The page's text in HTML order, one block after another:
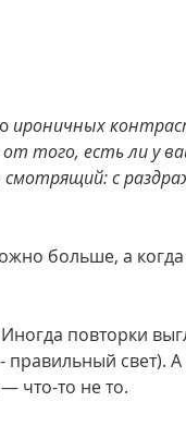
ироничных
от того, есть ли у
смотрящий: с
больше, а
повторки
правильный свет).
что-то не то.